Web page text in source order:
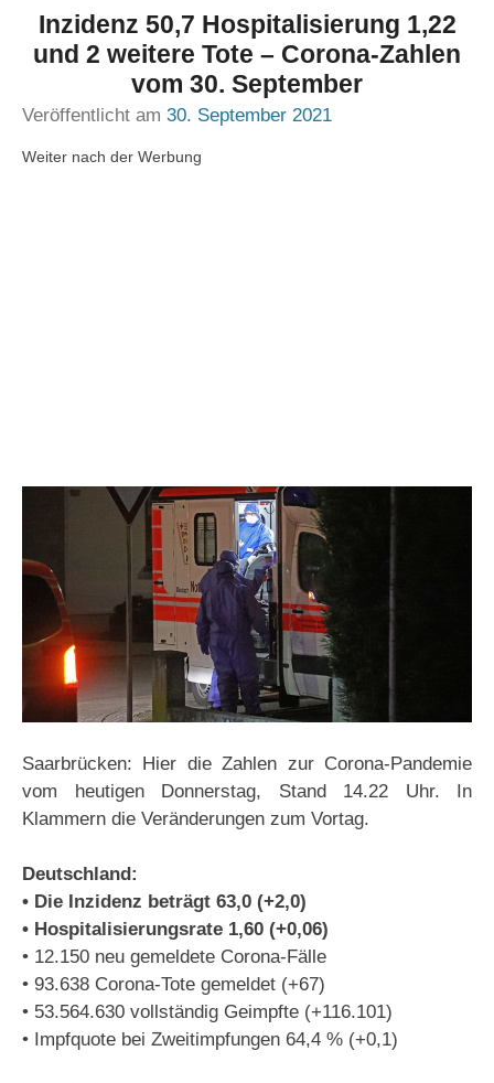
Inzidenz 50,7 Hospitalisierung 1,22
und 2 weitere Tote – Corona-Zahlen
vom 30. September
Veröffentlicht am 30. September 2021
Weiter nach der Werbung
Saarbrücken: Hier die Zahlen zur Corona-Pandemie
vom heutigen Donnerstag, Stand 14.22 Uhr. In
Klammern die Veränderungen zum Vortag.
Deutschland:
• Die Inzidenz beträgt 63,0 (+2,0)
• Hospitalisierungsrate 1,60 (+0,06)
• 12.150 neu gemeldete Corona-Fälle
• 93.638 Corona-Tote gemeldet (+67)
• 53.564.630 vollständig Geimpfte (+116.101)
• Impfquote bei Zweitimpfungen 64,4 % (+0,1)